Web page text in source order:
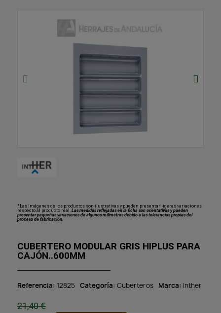
*Las imágenes de los productos son ilustrativas y pueden presentar ligeras variaciones
respecto al producto real. Las medidas reflejadas en la ficha son orientativas y pueden
presentar pequeñas variaciones de algunos milímetros debido a las tolerancias propias del
proceso de fabricación.
CUBERTERO MODULAR GRIS HIPLUS PARA
CAJÓN..600MM
Referencia 12825 Categoría Cuberteros Marca Inther
21,40 €